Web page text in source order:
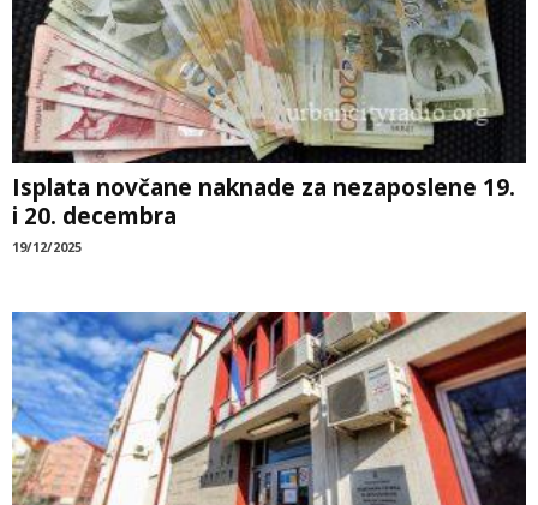
Isplata novčane naknade za nezaposlene 19.
i 20. decembra
19/12/2025